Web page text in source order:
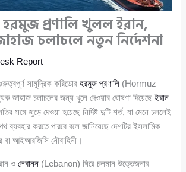
হরমুজ প্রণালি খুলল ইরান,
চলাচলে নতুন নির্দেশনা
Report
সামুদ্রিক করিডোরহরমুজ প্রণালি (Hormuz
জাহাজ চলাচলের জন্য খুলে দেওয়ার ঘোষণা দিয়েছেইরান
জুড়ে দেওয়া হয়েছে নির্দিষ্ট দুটি শর্ত, যা মেনে চললেই
করতে পারবে বলে জানিয়েছে দেশটির ইসলামিক
বা আইআরজিসি নৌবাহিনী।
ওলেবানন (Lebanon) ঘিরে চলমান উত্তেজনার